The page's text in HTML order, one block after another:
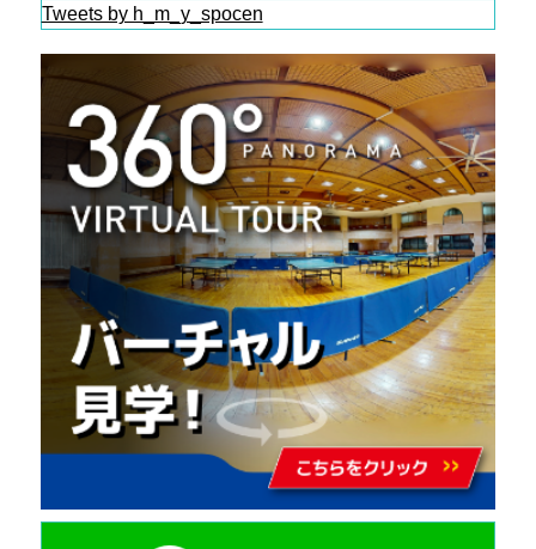
Tweets by h_m_y_spocen